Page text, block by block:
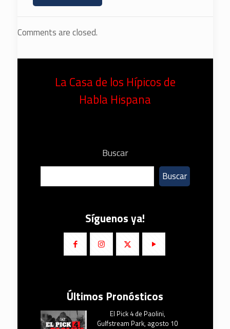
Comments are closed.
La Casa de los Hípicos de
Habla Hispana
Buscar
Buscar
Síguenos ya!
Últimos Pronósticos
El Pick 4 de Paolini,
Gulfstream Park, agosto 10